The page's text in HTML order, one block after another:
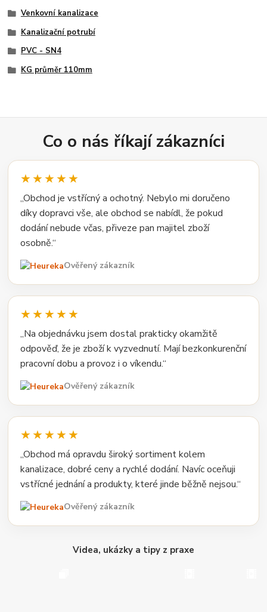
Venkovní kanalizace
Kanalizační potrubí
PVC - SN4
KG průměr 110mm
Co o nás říkají zákazníci
★★★★★
„Obchod je vstřícný a ochotný. Nebylo mi doručeno
díky dopravci vše, ale obchod se nabídl, že pokud
dodání nebude včas, přiveze pan majitel zboží
osobně.“
Ověřený zákazník
★★★★★
„Na objednávku jsem dostal prakticky okamžitě
odpověď, že je zboží k vyzvednutí. Mají bezkonkurenční
pracovní dobu a provoz i o víkendu.“
Ověřený zákazník
★★★★★
„Obchod má opravdu široký sortiment kolem
kanalizace, dobré ceny a rychlé dodání. Navíc oceňuji
vstřícné jednání a produkty, které jinde běžně nejsou.“
Ověřený zákazník
Videa, ukázky a tipy z praxe